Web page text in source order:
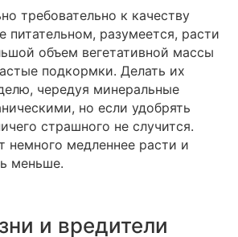
требовательно к качеству
питательном, разумеется, расти
объем вегетативной массы
подкормки. Делать их
чередуя минеральные
но если удобрять
страшного не случится.
немного медленнее расти и
меньше.
и вредители